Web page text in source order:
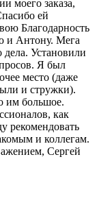
моего заказа,
ей
Благодарность
и Антону. Мега
Установили
Я был
место (даже
и стружки).
им большое.
как
рекомендовать
и коллегам.
Сергей